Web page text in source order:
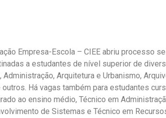
Empresa-Escola – CIEE abriu processo
a estudantes de nível superior de
Administração, Arquitetura e Urbanismo,
outros. Há vagas também para estudantes
ao ensino médio, Técnico em
de Sistemas e Técnico em